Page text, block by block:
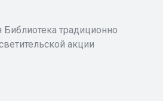
традиционно
акции